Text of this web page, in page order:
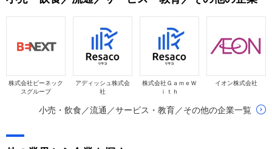
株式会社ビーネック
スグループ
アディッシュ株式会
社
株式会社ＧａｍｅＷ
ｉｔｈ
イオン株式会社
小売・飲食／流通／サービス・教育／その他の企業一覧